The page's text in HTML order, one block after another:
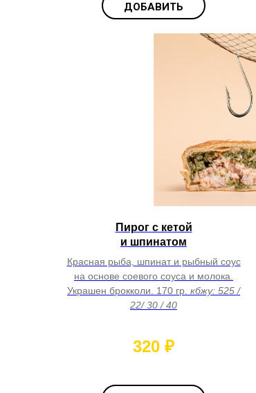
ДОБАВИТЬ
Пирог с кетой
и шпинатом
Красная рыба, шпинат и рыбный соус
на основе соевого соуса и молока.
Украшен брокколи. 170 гр. кбжу: 525 /
22/ 30 / 40
320 ₽